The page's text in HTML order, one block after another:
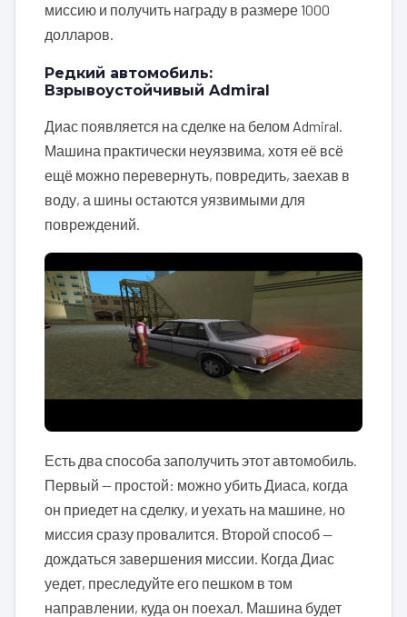
миссию и получить награду в размере 1000
долларов.
Редкий автомобиль:
Взрывоустойчивый Admiral
Диас появляется на сделке на белом Admiral.
Машина практически неуязвима, хотя её всё
ещё можно перевернуть, повредить, заехав в
воду, а шины остаются уязвимыми для
повреждений.
Есть два способа заполучить этот автомобиль.
Первый — простой: можно убить Диаса, когда
он приедет на сделку, и уехать на машине, но
миссия сразу провалится. Второй способ —
дождаться завершения миссии. Когда Диас
уедет, преследуйте его пешком в том
направлении, куда он поехал. Машина будет